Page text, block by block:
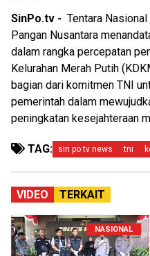
SinPo.tv - Tentara
Pangan Nusantara
dalam rangka percepatan
Kelurahan Merah Putih
bagian dari komitmen TNI
pemerintah dalam
peningkatan kesejahteraan
TAG: sin po tv news tni
VIDEO TERKAIT
NASIONAL